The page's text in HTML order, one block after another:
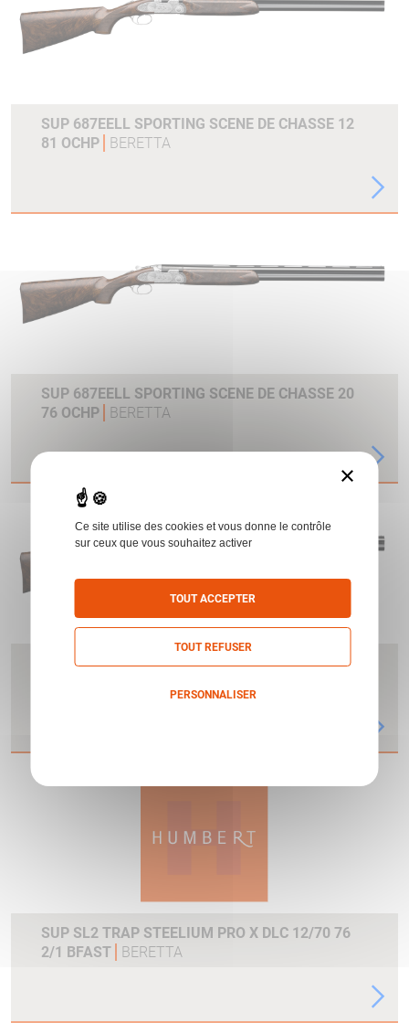
SUP 687EELL SPORTING SCENE DE CHASSE 12
81 OCHP
BERETTA
SUP 687EELL SPORTING SCENE DE CHASSE 20
76 OCHP
BERETTA
SUP 687EELL SPORTING SCENE DE CHASSE 12
SUP SL2 TRAP STEELIUM PRO X DLC 12/70 76
2/1 BFAST
BERETTA
×
Ce site utilise des cookies et vous donne le contrôle
sur ceux que vous souhaitez activer
TOUT ACCEPTER
TOUT REFUSER
PERSONNALISER